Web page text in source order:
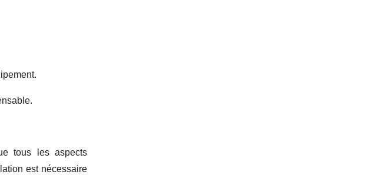
tous les aspects
est nécessaire